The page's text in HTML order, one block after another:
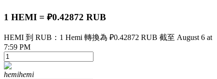
多種以USDT結算的永續合約
1 HEMI = ₽0.42872 RUB
HEMI 到 RUB：1 Hemi 轉換為 ₽0.42872 RUB 截至 August 6 at
7:59 PM
hemihemi